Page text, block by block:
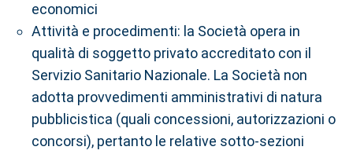
economici
Attività e procedimenti: la Società opera in
qualità di soggetto privato accreditato con il
Servizio Sanitario Nazionale. La Società non
adotta provvedimenti amministrativi di natura
pubblicistica (quali concessioni, autorizzazioni o
concorsi), pertanto le relative sotto-sezioni